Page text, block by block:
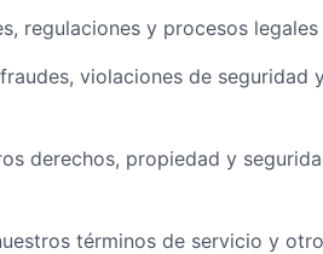
regulaciones y procesos
violaciones de seguridad
derechos, propiedad y
términos de servicio y